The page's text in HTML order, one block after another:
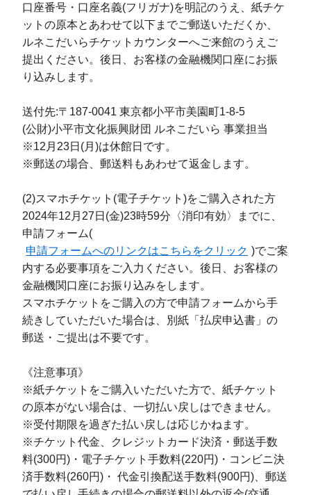
口座番号・口座名義(フリガナ)を明記のうえ、紙チケ
ットの原本とあわせて以下までご郵送いただくか、
ルネこだいらチケットカウンターへご来館のうえご
提出ください。後日、お客様の金融機関口座にお振
り込みします。
送付先:〒187-0041 東京都小平市美園町1-8-5
(公財)小平市文化振興財団 ルネこだいら 事業担当
※12月23日(月)は休館日です。
※郵送の場合、郵送料もあわせて返金します。
(2)スマホチケット(電子チケット)をご購入された方
2024年12月27日(金)23時59分〈消印有効〉までに、
申請フォーム(
申請フォームへのリンクはこちらをクリック )でご案
内する必要事項をご入力ください。後日、お客様の
金融機関口座にお振り込みをします。
スマホチケットをご購入の方で申請フォームから手
続きしていただいた場合は、別紙「払戻申込書」の
郵送・ご提出は不要です。
《注意事項》
※紙チケットをご購入いただいた方で、紙チケット
の原本がない場合は、一切払い戻しはできません。
※受付期限を過ぎた払い戻しは応じかねます。
※チケット代金、クレジットカード決済・郵送手数
料(300円)・電子チケット手数料(220円)・コンビニ決
済手数料(260円)・ 代金引換配送手数料(900円)、郵送